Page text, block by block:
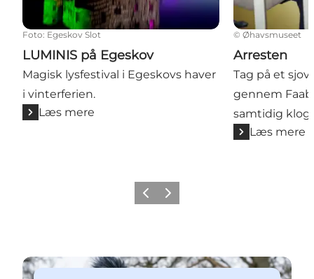
Foto: Egeskov Slot
LUMINIS på Egeskov
Magisk lysfestival i Egeskovs haver
i vinterferien.
Læs mere
©Øhavsmuseet
Arresten
Tag på et
gennem
samtidig
Læs mere
Forrige billede
Næste billede
Læs mere